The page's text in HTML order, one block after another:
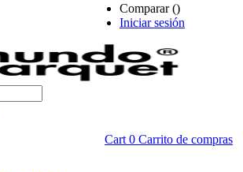
Comparar ()
Iniciar sesión
Cart 0 Carrito de compras